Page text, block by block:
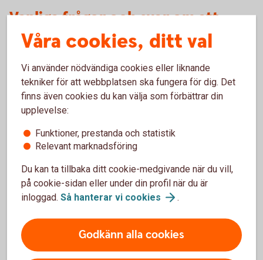
Vanliga frågor och svar om att
handla på nätet med kort
Vilka kort kan jag använda för internetköp?
Vad behöver jag tänka på innan jag handlar med
mitt kort på nätet?
Hur slår jag på mitt kort för internetköp?
Kan jag betala med mitt kort på nätet direkt
efter att jag har slagit på det för internetköp?
Är det säkert att betala med kort på nätet?
Kommer jag alltid uppmanas att bekräfta mina
Våra cookies, ditt val
Vi använder nödvändiga cookies eller liknande
tekniker för att webbplatsen ska fungera för dig. Det
finns även cookies du kan välja som förbättrar din
upplevelse:
Funktioner, prestanda och statistik
Relevant marknadsföring
Du kan ta tillbaka ditt cookie-medgivande när du vill,
på cookie-sidan eller under din profil när du är
inloggad. Så hanterar vi cookies .
Godkänn alla cookies